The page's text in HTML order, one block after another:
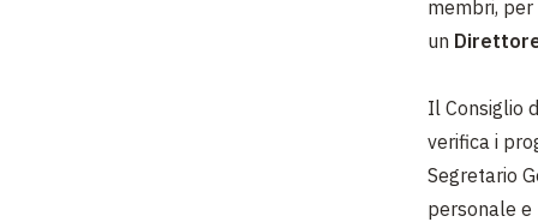
membri,
un
Il Consiglio
verifica i
Segretario
personale e